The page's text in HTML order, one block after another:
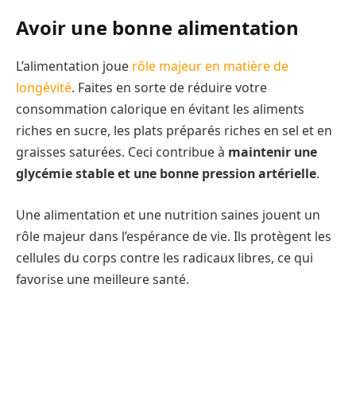
Avoir une bonne alimentation
L’alimentation joue rôle majeur en matière de
longévité. Faites en sorte de réduire votre
consommation calorique en évitant les aliments
riches en sucre, les plats préparés riches en sel et en
graisses saturées. Ceci contribue à maintenir une
glycémie stable et une bonne pression artérielle.
Une alimentation et une nutrition saines jouent un
rôle majeur dans l’espérance de vie. Ils protègent les
cellules du corps contre les radicaux libres, ce qui
favorise une meilleure santé.